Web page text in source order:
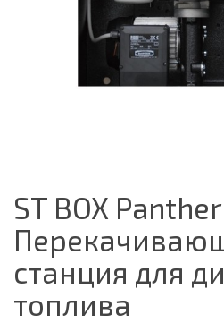
ST BOX
станция для
топлива